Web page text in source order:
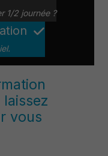
1/2 journée ?
vous